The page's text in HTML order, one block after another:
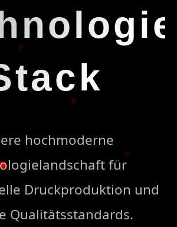
hochmoderne
für
Druckproduktion und
Qualitätsstandards.